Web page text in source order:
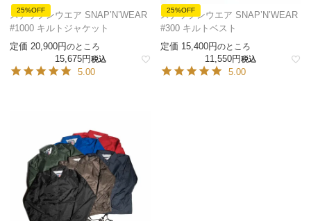
25%OFF
スナップンウエア SNAP’N’WEAR
#1000 キルトジャケット
定価 20,900 のところ
15,675 税込
5.00
25%OFF
スナップンウエア SNAP’N’WEAR
#300 キルトベスト
定価 15,400 のところ
11,550 税込
5.00